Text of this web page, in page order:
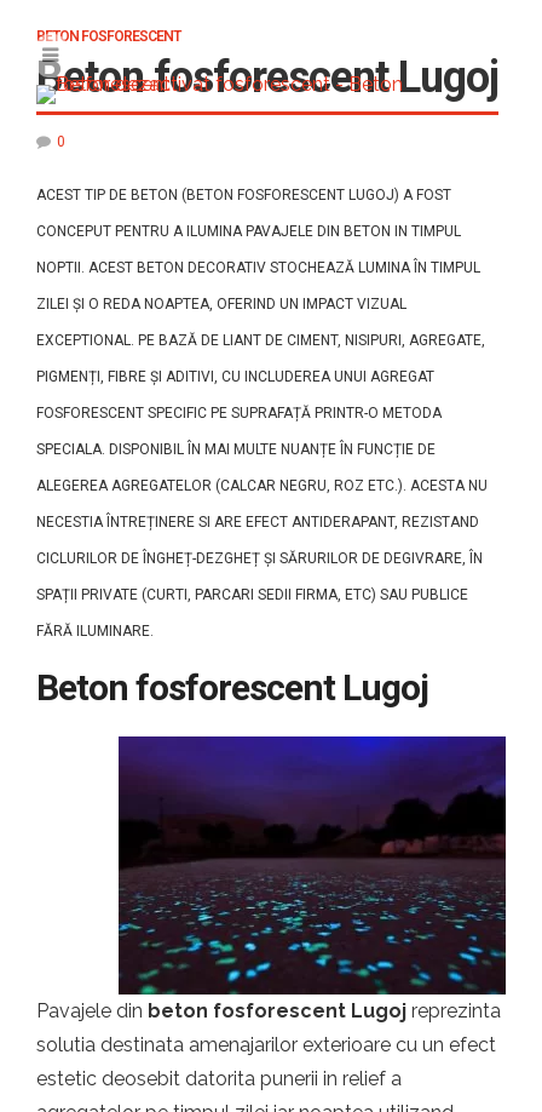
BETON FOSFORESCENT
Beton fosforescent Lugoj
0
ACEST TIP DE BETON (BETON FOSFORESCENT LUGOJ) A FOST
CONCEPUT PENTRU A ILUMINA PAVAJELE DIN BETON IN TIMPUL
NOPTII. ACEST BETON DECORATIV STOCHEAZĂ LUMINA ÎN TIMPUL
ZILEI ȘI O REDA NOAPTEA, OFERIND UN IMPACT VIZUAL
EXCEPTIONAL. PE BAZĂ DE LIANT DE CIMENT, NISIPURI, AGREGATE,
PIGMENȚI, FIBRE ȘI ADITIVI, CU INCLUDEREA UNUI AGREGAT
FOSFORESCENT SPECIFIC PE SUPRAFAȚĂ PRINTR-O METODA
SPECIALA. DISPONIBIL ÎN MAI MULTE NUANȚE ÎN FUNCȚIE DE
ALEGEREA AGREGATELOR (CALCAR NEGRU, ROZ ETC.). ACESTA NU
NECESTIA ÎNTREȚINERE SI ARE EFECT ANTIDERAPANT, REZISTAND
CICLURILOR DE ÎNGHEȚ-DEZGHEȚ ȘI SĂRURILOR DE DEGIVRARE, ÎN
SPAȚII PRIVATE (CURTI, PARCARI SEDII FIRMA, ETC) SAU PUBLICE
FĂRĂ ILUMINARE.
Beton fosforescent Lugoj
Pavajele din beton fosforescent Lugoj reprezinta
solutia destinata amenajarilor exterioare cu un efect
estetic deosebit datorita punerii in relief a